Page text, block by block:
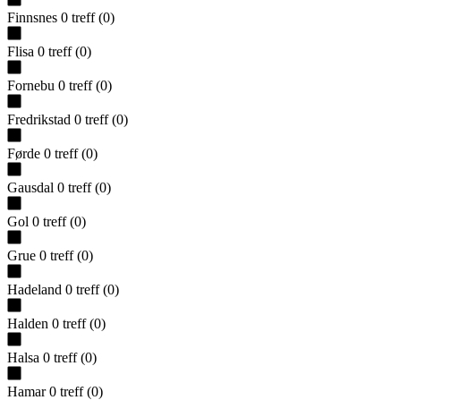
Finnsnes 0 treff (0)
Flisa 0 treff (0)
Fornebu 0 treff (0)
Fredrikstad 0 treff (0)
Førde 0 treff (0)
Gausdal 0 treff (0)
Gol 0 treff (0)
Grue 0 treff (0)
Hadeland 0 treff (0)
Halden 0 treff (0)
Halsa 0 treff (0)
Hamar 0 treff (0)